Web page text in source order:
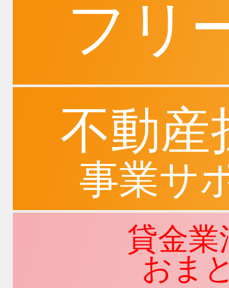
フリ
不動
事業サ
貸金
おま